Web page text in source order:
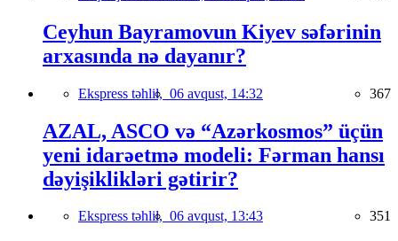
Ceyhun Bayramovun Kiyev səfərinin
arxasında nə dayanır?
Ekspress təhlil, 06 avqust, 14:32 367
AZAL, ASCO və “Azərkosmos” üçün
yeni idarəetmə modeli: Fərman hansı
dəyişiklikləri gətirir?
Ekspress təhlil, 06 avqust, 13:43 351